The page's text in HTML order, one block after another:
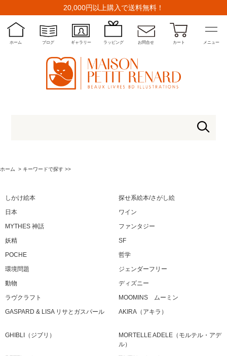
20,000円以上購入で送料無料！
ホーム ブログ ギャラリー ラッピング お問合せ カート メニュー
ホーム > キーワードで探す >>
しかけ絵本
探せ系絵本/さがし絵
日本
ワイン
MYTHES 神話
ファンタジー
妖精
SF
POCHE
哲学
環境問題
ジェンダーフリー
動物
ディズニー
ラヴクラフト
MOOMINS ムーミン
GASPARD & LISA リサとガスパール
AKIRA（アキラ）
GHIBLI（ジブリ）
MORTELLE ADELE（モルテル・アデ
ル）